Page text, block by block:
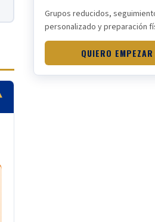
Grupos reducidos,
personalizado y preparación
QUIERO